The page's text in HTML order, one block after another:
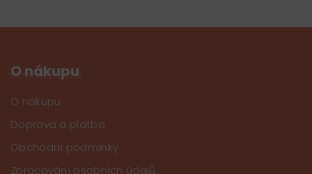
O nákupu
O nákupu
Doprava a platba
Obchodní podmínky
Zpracování osobních údajů